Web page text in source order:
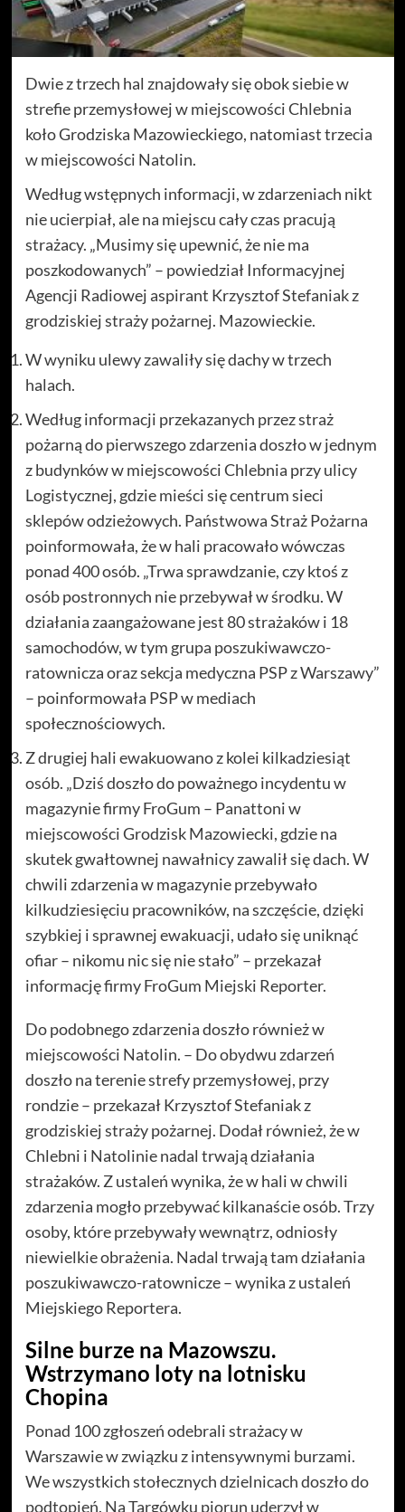
Dwie z trzech hal znajdowały się obok siebie w
strefie przemysłowej w miejscowości Chlebnia
koło Grodziska Mazowieckiego, natomiast trzecia
w miejscowości Natolin.
Według wstępnych informacji, w zdarzeniach nikt
nie ucierpiał, ale na miejscu cały czas pracują
strażacy. „Musimy się upewnić, że nie ma
poszkodowanych” – powiedział Informacyjnej
Agencji Radiowej aspirant Krzysztof Stefaniak z
grodziskiej straży pożarnej. Mazowieckie.
W wyniku ulewy zawaliły się dachy w trzech
halach.
Według informacji przekazanych przez straż
pożarną do pierwszego zdarzenia doszło w jednym
z budynków w miejscowości Chlebnia przy ulicy
Logistycznej, gdzie mieści się centrum sieci
sklepów odzieżowych. Państwowa Straż Pożarna
poinformowała, że w hali pracowało wówczas
ponad 400 osób. „Trwa sprawdzanie, czy ktoś z
osób postronnych nie przebywał w środku. W
działania zaangażowane jest 80 strażaków i 18
samochodów, w tym grupa poszukiwawczo-
ratownicza oraz sekcja medyczna PSP z Warszawy”
– poinformowała PSP w mediach
społecznościowych.
Z drugiej hali ewakuowano z kolei kilkadziesiąt
osób. „Dziś doszło do poważnego incydentu w
magazynie firmy FroGum – Panattoni w
miejscowości Grodzisk Mazowiecki, gdzie na
skutek gwałtownej nawałnicy zawalił się dach. W
chwili zdarzenia w magazynie przebywało
kilkudziesięciu pracowników, na szczęście, dzięki
szybkiej i sprawnej ewakuacji, udało się uniknąć
ofiar – nikomu nic się nie stało” – przekazał
informację firmy FroGum Miejski Reporter.
Do podobnego zdarzenia doszło również w
miejscowości Natolin. – Do obydwu zdarzeń
doszło na terenie strefy przemysłowej, przy
rondzie – przekazał Krzysztof Stefaniak z
grodziskiej straży pożarnej. Dodał również, że w
Chlebni i Natolinie nadal trwają działania
strażaków. Z ustaleń wynika, że w hali w chwili
zdarzenia mogło przebywać kilkanaście osób. Trzy
osoby, które przebywały wewnątrz, odniosły
niewielkie obrażenia. Nadal trwają tam działania
poszukiwawczo-ratownicze – wynika z ustaleń
Miejskiego Reportera.
Silne burze na Mazowszu.
Wstrzymano loty na lotnisku
Chopina
Ponad 100 zgłoszeń odebrali strażacy w
Warszawie w związku z intensywnymi burzami.
We wszystkich stołecznych dzielnicach doszło do
podtopień. Na Targówku piorun uderzył w